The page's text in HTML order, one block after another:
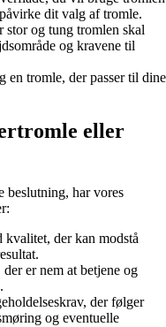
dit valg af tromle.
stor og tung tromlen skal
og kravene til
tromle, der passer til dine
eller
beslutning, har vores
der kan modstå
er nem at betjene og
der følger
og eventuelle